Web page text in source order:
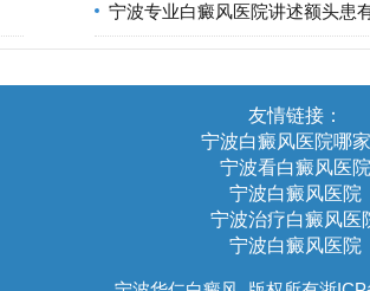
宁波专业白癜风医院讲述额头患有白癜风
友情链接：
宁波白癜风医院哪
宁波看白癜风医院
宁波白癜风医院
宁波治疗白癜风医
宁波白癜风医院